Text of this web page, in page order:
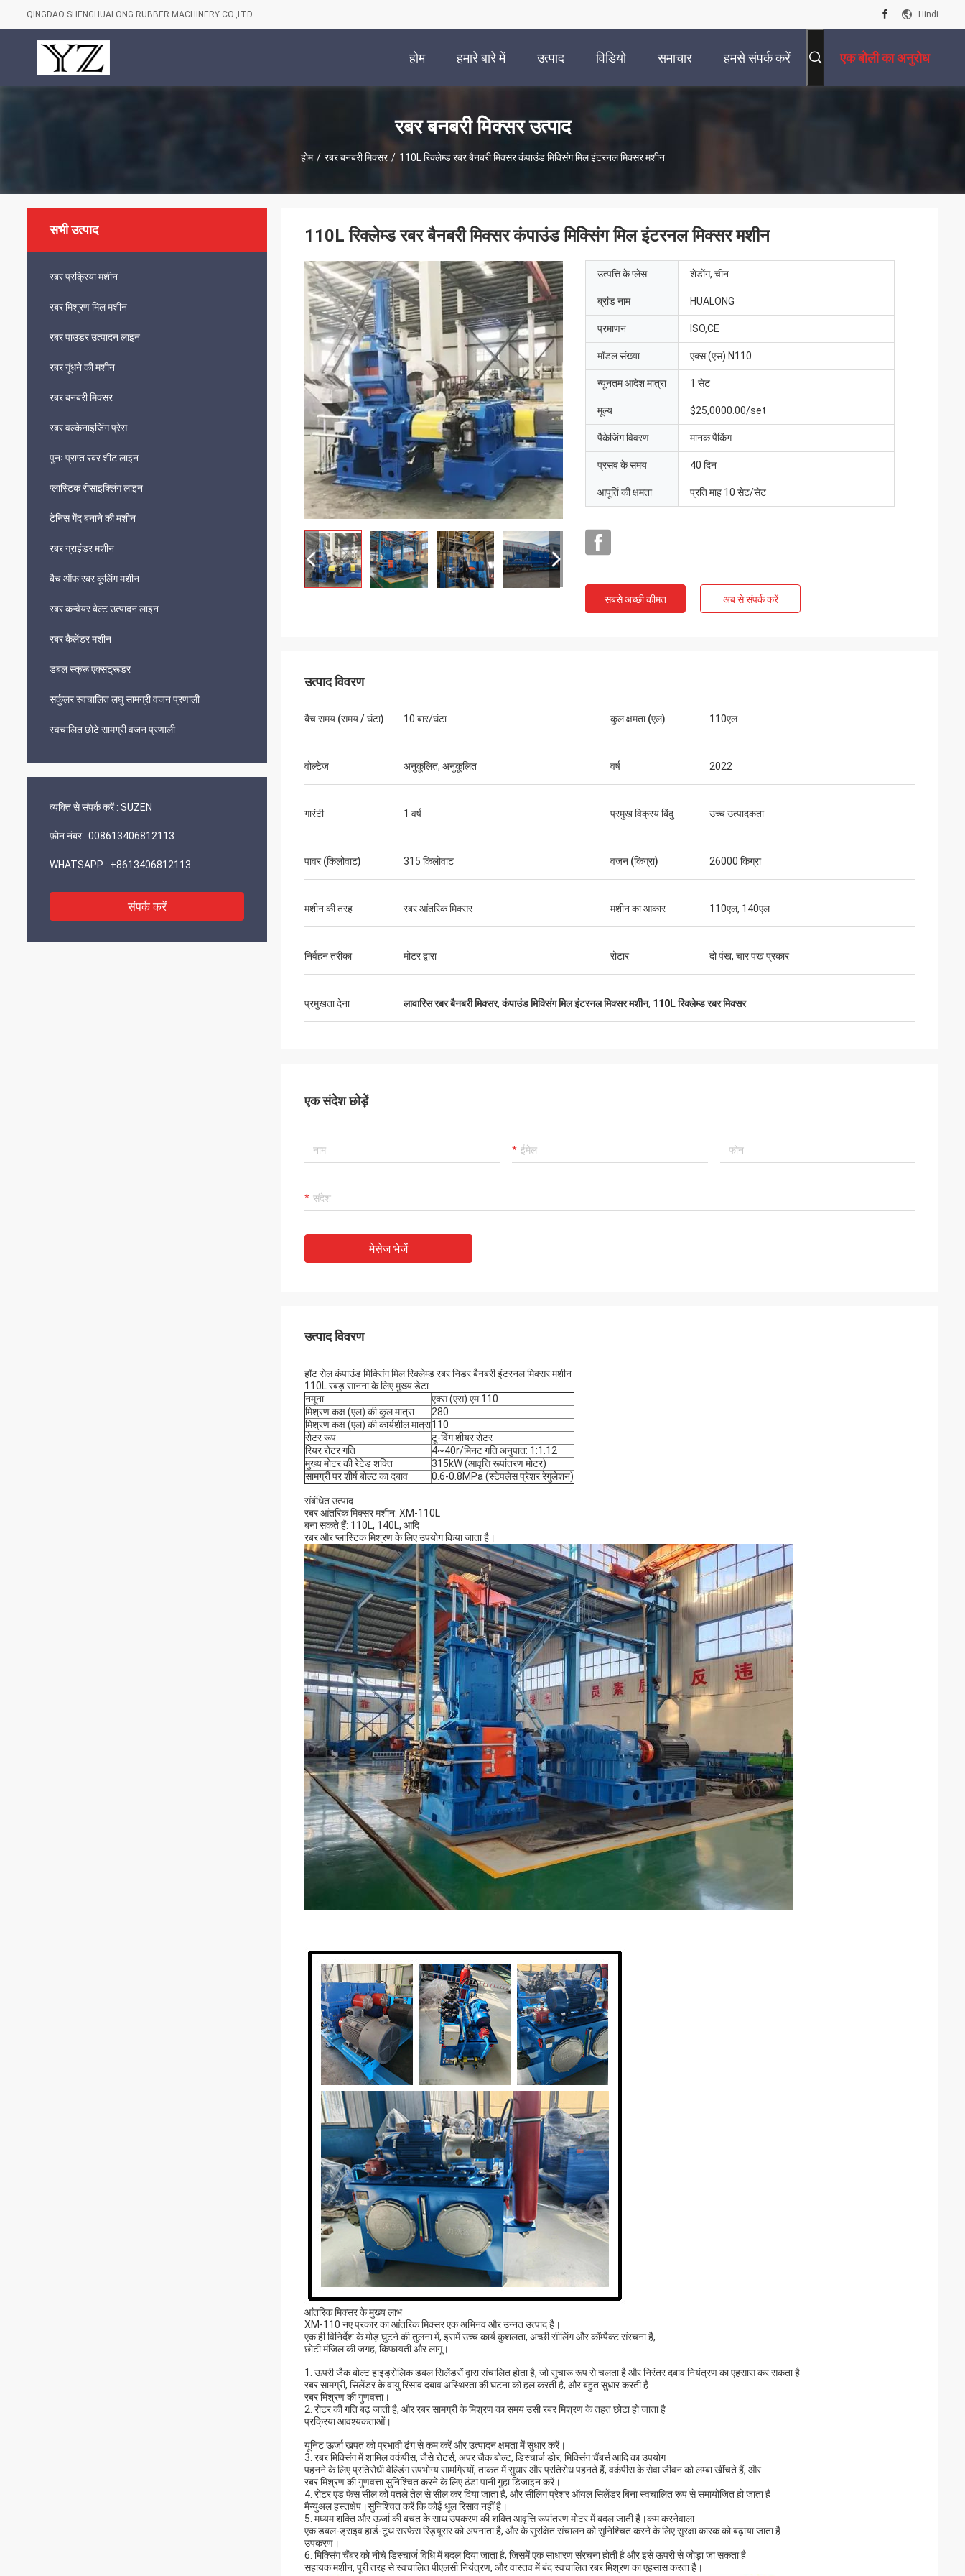
QINGDAO SHENGHUALONG RUBBER MACHINERY CO.,LTD Hindi
होम हमारे बारे में उत्पाद विडियो समाचार हमसे संपर्क करें एक बोली का अनुरोध
रबर बनबरी मिक्सर उत्पाद
होम / रबर बनबरी मिक्सर / 110L रिक्लेम्ड रबर बैनबरी मिक्सर कंपाउंड मिक्सिंग मिल इंटरनल मिक्सर मशीन
सभी उत्पाद
रबर प्रक्रिया मशीन
रबर मिश्रण मिल मशीन
रबर पाउडर उत्पादन लाइन
रबर गूंधने की मशीन
रबर बनबरी मिक्सर
रबर वल्केनाइजिंग प्रेस
पुनः प्राप्त रबर शीट लाइन
प्लास्टिक रीसाइक्लिंग लाइन
टेनिस गेंद बनाने की मशीन
रबर ग्राइंडर मशीन
बैच ऑफ रबर कूलिंग मशीन
रबर कन्वेयर बेल्ट उत्पादन लाइन
रबर कैलेंडर मशीन
डबल स्क्रू एक्सट्रूडर
सर्कुलर स्वचालित लघु सामग्री वजन प्रणाली
स्वचालित छोटे सामग्री वजन प्रणाली
व्यक्ति से संपर्क करें : SUZEN
फ़ोन नंबर : 008613406812113
WHATSAPP : +8613406812113
संपर्क करें
110L रिक्लेम्ड रबर बैनबरी मिक्सर कंपाउंड मिक्सिंग मिल इंटरनल मिक्सर मशीन
उत्पत्ति के प्लेस शेडोंग, चीन
ब्रांड नाम HUALONG
प्रमाणन ISO,CE
मॉडल संख्या एक्स (एस) N110
न्यूनतम आदेश मात्रा 1 सेट
मूल्य $25,0000.00/set
पैकेजिंग विवरण मानक पैकिंग
प्रसव के समय 40 दिन
आपूर्ति की क्षमता प्रति माह 10 सेट/सेट
सबसे अच्छी कीमत अब से संपर्क करें
उत्पाद विवरण
बैच समय (समय / घंटा) 10 बार/घंटा कुल क्षमता (एल) 110एल
वोल्टेज अनुकूलित, अनुकूलित वर्ष 2022
गारंटी 1 वर्ष प्रमुख विक्रय बिंदु उच्च उत्पादकता
पावर (किलोवाट) 315 किलोवाट वजन (किग्रा) 26000 किग्रा
मशीन की तरह रबर आंतरिक मिक्सर मशीन का आकार 110एल, 140एल
निर्वहन तरीका मोटर द्वारा रोटार दो पंख, चार पंख प्रकार
प्रमुखता देना लावारिस रबर बैनबरी मिक्सर,कंपाउंड मिक्सिंग मिल इंटरनल मिक्सर मशीन, 110L रिक्लेम्ड रबर मिक्सर
एक संदेश छोड़ें
मेसेज भेजें
उत्पाद विवरण
हॉट सेल कंपाउंड मिक्सिंग मिल रिक्लेम्ड रबर निडर बैनबरी इंटरनल मिक्सर मशीन
110L रबड़ सानना के लिए मुख्य डेटा:
नमूना
एक्स (एस) एम 110
मिश्रण कक्ष (एल) की कुल मात्रा
280
मिश्रण कक्ष (एल) की कार्यशील मात्रा110
रोटर रूप
टू-विंग शीयर रोटर
रियर रोटर गति
4~40r/मिनट गति अनुपात: 1:1.12
मुख्य मोटर की रेटेड शक्ति
315kW (आवृत्ति रूपांतरण मोटर)
सामग्री पर शीर्ष बोल्ट का दबाव
0.6-0.8MPa (स्टेपलेस प्रेशर रेगुलेशन)
संबंधित उत्पाद
रबर आंतरिक मिक्सर मशीन: XM-110L
बना सकते हैं: 110L, 140L, आदि
रबर और प्लास्टिक मिश्रण के लिए उपयोग किया जाता है।
आंतरिक मिक्सर के मुख्य लाभ
XM-110 नए प्रकार का आंतरिक मिक्सर एक अभिनव और उन्नत उत्पाद है।
एक ही विनिर्देश के मोड़ घुटने की तुलना में, इसमें उच्च कार्य कुशलता, अच्छी सीलिंग और कॉम्पैक्ट संरचना है,
छोटी मंजिल की जगह, किफायती और लागू।
1. ऊपरी जैक बोल्ट हाइड्रोलिक डबल सिलेंडरों द्वारा संचालित होता है, जो सुचारू रूप से चलता है और निरंतर दबाव नियंत्रण का एहसास कर सकता है
रबर सामग्री, सिलेंडर के वायु रिसाव दबाव अस्थिरता की घटना को हल करती है, और बहुत सुधार करती है
रबर मिश्रण की गुणवत्ता।
2. रोटर की गति बढ़ जाती है, और रबर सामग्री के मिश्रण का समय उसी रबर मिश्रण के तहत छोटा हो जाता है
प्रक्रिया आवश्यकताओं।
यूनिट ऊर्जा खपत को प्रभावी ढंग से कम करें और उत्पादन क्षमता में सुधार करें।
3. रबर मिक्सिंग में शामिल वर्कपीस, जैसे रोटर्स, अपर जैक बोल्ट, डिस्चार्ज डोर, मिक्सिंग चैंबर्स आदि का उपयोग
पहनने के लिए प्रतिरोधी वेल्डिंग उपभोग्य सामग्रियों, ताकत में सुधार और प्रतिरोध पहनते हैं, वर्कपीस के सेवा जीवन को लम्बा खींचते हैं, और
रबर मिश्रण की गुणवत्ता सुनिश्चित करने के लिए ठंडा पानी गुहा डिजाइन करें।
4. रोटर एंड फेस सील को पतले तेल से सील कर दिया जाता है, और सीलिंग प्रेशर ऑयल सिलेंडर बिना स्वचालित रूप से समायोजित हो जाता है
मैन्युअल हस्तक्षेप।सुनिश्चित करें कि कोई धूल रिसाव नहीं है।
5. मध्यम शक्ति और ऊर्जा की बचत के साथ उपकरण की शक्ति आवृत्ति रूपांतरण मोटर में बदल जाती है।कम करनेवाला
एक डबल-ड्राइव हार्ड-टूथ सरफेस रिड्यूसर को अपनाता है, और के सुरक्षित संचालन को सुनिश्चित करने के लिए सुरक्षा कारक को बढ़ाया जाता है
उपकरण।
6. मिक्सिंग चैंबर को नीचे डिस्चार्ज विधि में बदल दिया जाता है, जिसमें एक साधारण संरचना होती है और इसे ऊपरी से जोड़ा जा सकता है
सहायक मशीन, पूरी तरह से स्वचालित पीएलसी नियंत्रण, और वास्तव में बंद स्वचालित रबर मिश्रण का एहसास करता है।